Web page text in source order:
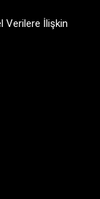
Verilere İlişkin